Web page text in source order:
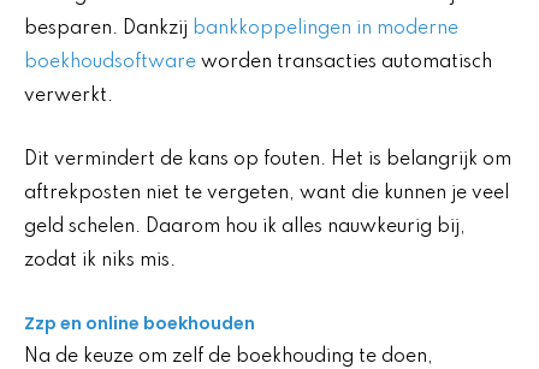
besparen. Dankzij bankkoppelingen in moderne
boekhoudsoftware worden transacties automatisch
verwerkt.
Dit vermindert de kans op fouten. Het is belangrijk om
aftrekposten niet te vergeten, want die kunnen je veel
geld schelen. Daarom hou ik alles nauwkeurig bij,
zodat ik niks mis.
Zzp en online boekhouden
Na de keuze om zelf de boekhouding te doen,